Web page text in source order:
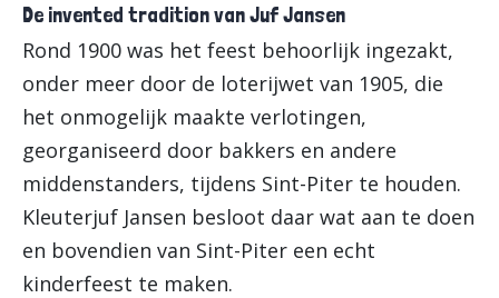
De invented tradition van Juf Jansen
Rond 1900 was het feest behoorlijk ingezakt,
onder meer door de loterijwet van 1905, die
het onmogelijk maakte verlotingen,
georganiseerd door bakkers en andere
middenstanders, tijdens Sint-Piter te houden.
Kleuterjuf Jansen besloot daar wat aan te doen
en bovendien van Sint-Piter een echt
kinderfeest te maken.